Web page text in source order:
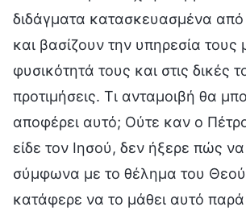
διδάγματα κατασκευασμένα
και βασίζουν την υπηρεσία τους
φυσικότητά τους και στις δικές
προτιμήσεις. Τι ανταμοιβή θα
αποφέρει αυτό; Ούτε καν ο
είδε τον Ιησού, δεν ήξερε πώς
σύμφωνα με το θέλημα του
κατάφερε να το μάθει αυτό